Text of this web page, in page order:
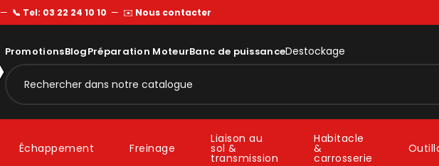
— 📞 Tel: 03 22 24 10 10 — ✉️ Nous contacter
PromotionsBlogPréparation MoteurBanc de puissanceDestockage
Échappement Freinage
Liaison au
sol &
transmission
Habitacle
&
carrosserie